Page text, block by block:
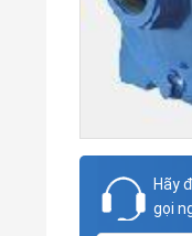
Hãy
gọi